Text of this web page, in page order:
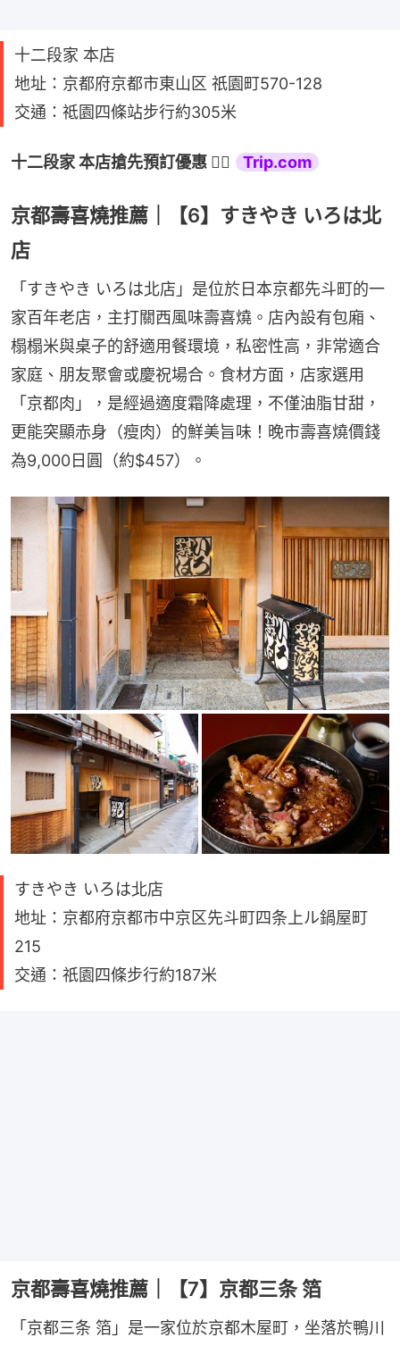
十二段家 本店
地址：京都府京都市東山区 祇園町570-128
交通：祗園四條站步行約305米
十二段家 本店搶先預訂優惠 👉🏻 Trip.com
京都壽喜燒推薦｜【6】すきやき いろは北
店
「すきやき いろは北店」是位於日本京都先斗町的一
家百年老店，主打關西風味壽喜燒。店內設有包廂、
榻榻米與桌子的舒適用餐環境，私密性高，非常適合
家庭、朋友聚會或慶祝場合。食材方面，店家選用
「京都肉」，是經過適度霜降處理，不僅油脂甘甜，
更能突顯赤身（瘦肉）的鮮美旨味！晚市壽喜燒價錢
為9,000日圓（約$457）。
すきやき いろは北店
地址：京都府京都市中京区先斗町四条上ル鍋屋町
215
交通：祇園四條步行約187米
京都壽喜燒推薦｜【7】京都三条 箔
「京都三条 箔」是一家位於京都木屋町，坐落於鴨川